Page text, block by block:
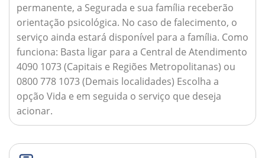
permanente, a Segurada e sua família receberão
orientação psicológica. No caso de falecimento, o
serviço ainda estará disponível para a família. Como
funciona: Basta ligar para a Central de Atendimento
4090 1073 (Capitais e Regiões Metropolitanas) ou
0800 778 1073 (Demais localidades) Escolha a
opção Vida e em seguida o serviço que deseja
acionar.